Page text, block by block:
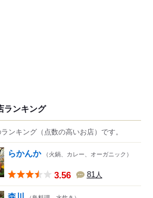
ランキング
ンキング （点数の高いお店） です。
らかんか （火鍋、カレー、オーガニック）
3.56 81人